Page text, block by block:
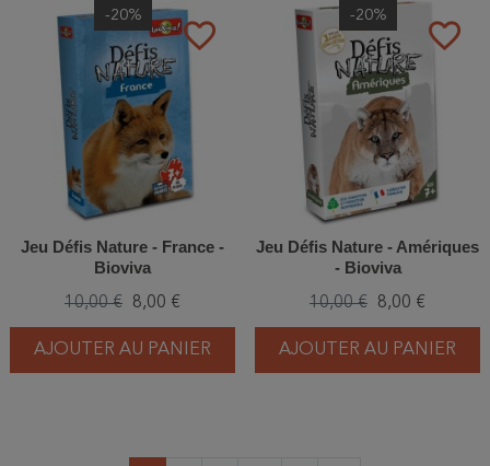
favorite_border
-20%
Jeu Défis Nature - France -
Bioviva
10,00 € 8,00 €
AJOUTER AU PANIER
favorite_border
-20%
Jeu Défis Nature - Amériques
- Bioviva
10,00 € 8,00 €
AJOUTER AU PANIER